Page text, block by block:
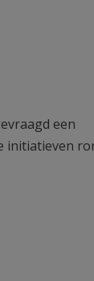
een
initiatieven